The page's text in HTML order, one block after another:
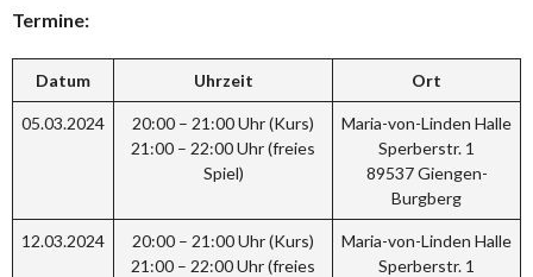
Termine:
Datum Uhrzeit Ort
05.03.2024
20:00 – 21:00 Uhr (Kurs)
21:00 – 22:00 Uhr (freies
Spiel)
Maria-von-Linden Halle
Sperberstr. 1
89537 Giengen-
Burgberg
12.03.2024
20:00 – 21:00 Uhr (Kurs)
21:00 – 22:00 Uhr (freies
Maria-von-Linden Halle
Sperberstr. 1